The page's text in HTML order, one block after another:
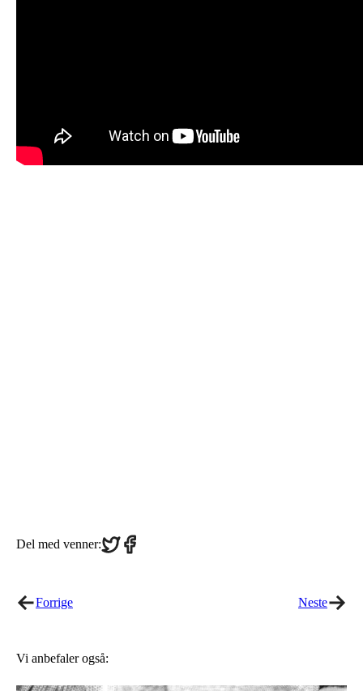
Del med venner:Share
on
Share
on
Forrige Neste
Vi anbefaler også: